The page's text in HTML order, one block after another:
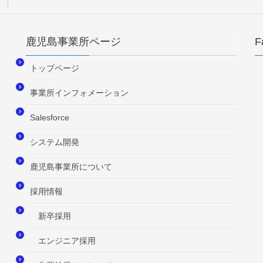
鹿児島事業所ページ
トップページ
事業所インフォメーション
Salesforce
システム開発
鹿児島事業所について
採用情報
新卒採用
エンジニア採用